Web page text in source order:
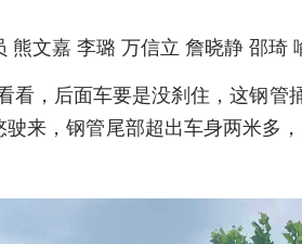
熊文嘉 李璐 万信立 詹晓静 邵琦
看，后面车要是没刹住，这钢
来，钢管尾部超出车身两米多